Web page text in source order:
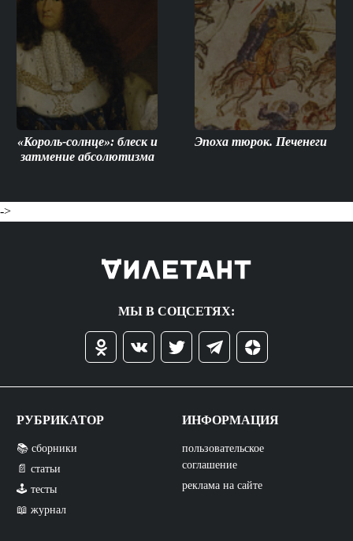
«Король-солнце»: блеск и
затмение абсолютизма
Эпоха тюрок. Печенеги
->
МЫ В СОЦСЕТЯХ:
РУБРИКАТОР
📚 сборники
📄 статьи
🕹️ тесты
📖 журнал
ИНФОРМАЦИЯ
пользовательское
соглашение
реклама на сайте